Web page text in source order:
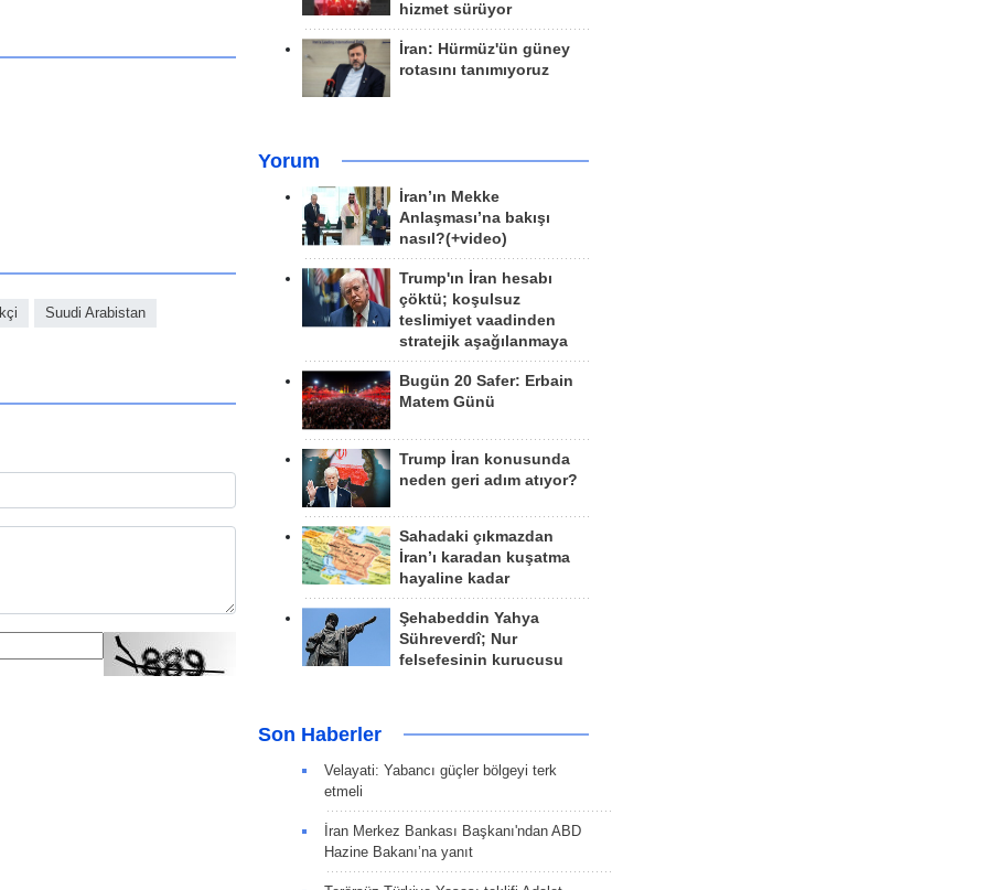
Suudi Arabistan
hizmet sürüyor
İran: Hürmüz'ün güney
rotasını tanımıyoruz
Yorum
İran’ın Mekke
Anlaşması’na bakışı
nasıl?(+video)
Trump'ın İran hesabı
çöktü; koşulsuz
teslimiyet vaadinden
stratejik aşağılanmaya
Bugün 20 Safer: Erbain
Matem Günü
Trump İran konusunda
neden geri adım atıyor?
Sahadaki çıkmazdan
İran’ı karadan kuşatma
hayaline kadar
Şehabeddin Yahya
Sühreverdî; Nur
felsefesinin kurucusu
Son Haberler
Velayati: Yabancı güçler bölgeyi terk
etmeli
İran Merkez Bankası Başkanı'ndan ABD
Hazine Bakanı’na yanıt